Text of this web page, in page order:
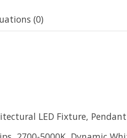
(0)
LED Fixture,